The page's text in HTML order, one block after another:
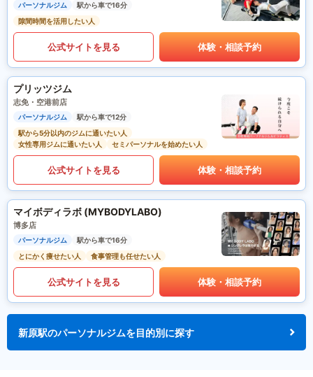
パーソナルジム
駅から車で16分
隙間時間を活用したい人
公式サイトを見る 体験・相談予約
プリッツジム
志免・空港前店
パーソナルジム
駅から車で12分
駅から5分以内のジムに通いたい人
女性専用ジムに通いたい人
セミパーソナルを始めたい人
公式サイトを見る 体験・相談予約
マイボディラボ (MYBODYLABO)
博多店
パーソナルジム
駅から車で16分
とにかく痩せたい人
食事管理も任せたい人
公式サイトを見る 体験・相談予約
新原駅のパーソナルジムを目的別に探す